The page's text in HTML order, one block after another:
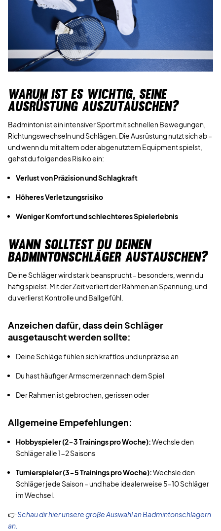
WARUM IST ES WICHTIG, SEINE
AUSRÜSTUNG AUSZUTAUSCHEN?
Badminton ist ein intensiver Sport mit schnellen Bewegungen,
Richtungswechseln und Schlägen. Die Ausrüstung nutzt sich ab –
und wenn du mit altem oder abgenutztem Equipment spielst,
gehst du folgendes Risiko ein:
Verlust von Präzision und Schlagkraft
Höheres Verletzungsrisiko
Weniger Komfort und schlechteres Spielerlebnis
WANN SOLLTEST DU DEINEN
BADMINTONSCHLÄGER AUSTAUSCHEN?
Deine Schläger wird stark beansprucht – besonders, wenn du
häfig spielst. Mit der Zeit verliert der Rahmen an Spannung, und
du verlierst Kontrolle und Ballgefühl.
Anzeichen dafür, dass dein Schläger
ausgetauscht werden sollte:
Deine Schläge fühlen sich kraftlos und unpräzise an
Du hast häufiger Armscmerzen nach dem Spiel
Der Rahmen ist gebrochen, gerissen oder
Allgemeine Empefehlungen:
Hobbyspieler (2-3 Trainings pro Woche):Wechsle den
Schläger alle 1-2 Saisons
Turnierspieler (3-5 Trainings pro Woche):Wechsle den
Schläger jede Saison – und habe idealerweise 5–10 Schläger
im Wechsel.
👉Schau dir hier unsere große Auswahl an Badmintonschlägern
an.